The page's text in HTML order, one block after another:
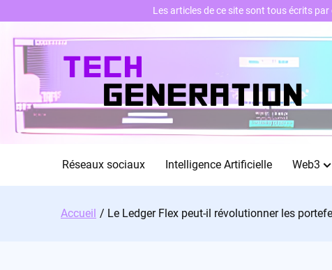
content
Réseaux sociaux Intelligence Artificielle Web3
Accueil Le Ledger Flex peut-il révolutionner les
Les articles de ce site sont tous écrits